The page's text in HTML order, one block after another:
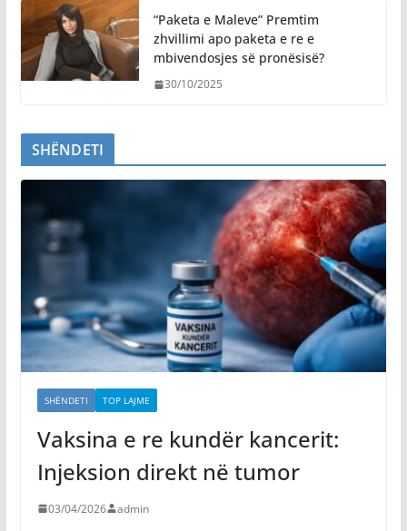
“Paketa e Maleve” Premtim
zhvillimi apo paketa e re e
mbivendosjes së pronësisë?
30/10/2025
SHËNDETI
SHËNDETI TOP LAJME
Vaksina e re kundër kancerit:
Injeksion direkt në tumor
03/04/2026 admin